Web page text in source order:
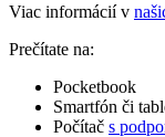
Viac informácií v
Prečítate na:
Pocketbook
Smartfón či
Počítač s